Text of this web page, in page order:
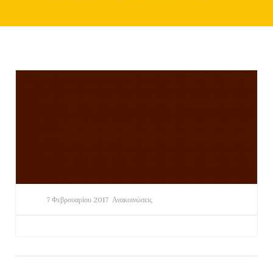
7 Φεβρουαρίου 2017 Ανακοινώσεις